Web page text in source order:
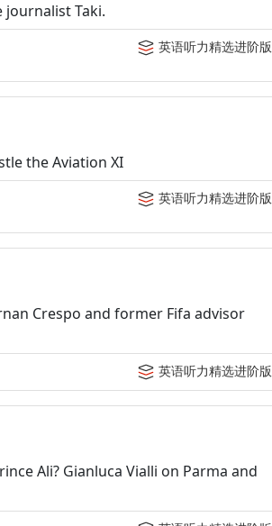
journalist Taki.
英语听力精选进阶版
the Aviation XI
英语听力精选进阶版
Crespo and former Fifa advisor
英语听力精选进阶版
Ali? Gianluca Vialli on Parma and